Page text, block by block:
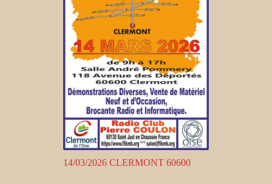
14/03/2026 CLERMONT 60600